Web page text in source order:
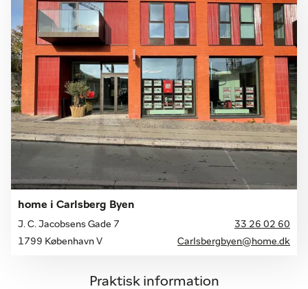
home i Carlsberg Byen
J. C. Jacobsens Gade 7
33 26 02 60
1799 København V
Carlsbergbyen@home.dk
Praktisk information